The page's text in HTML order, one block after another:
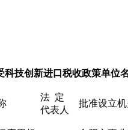
科技创新进口税收政策单位
法 定
代表人
批准设立机